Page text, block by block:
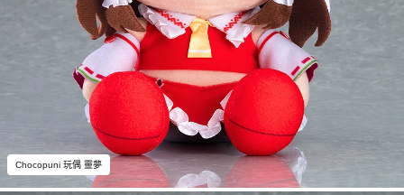
Chocopuni 玩偶 靈夢